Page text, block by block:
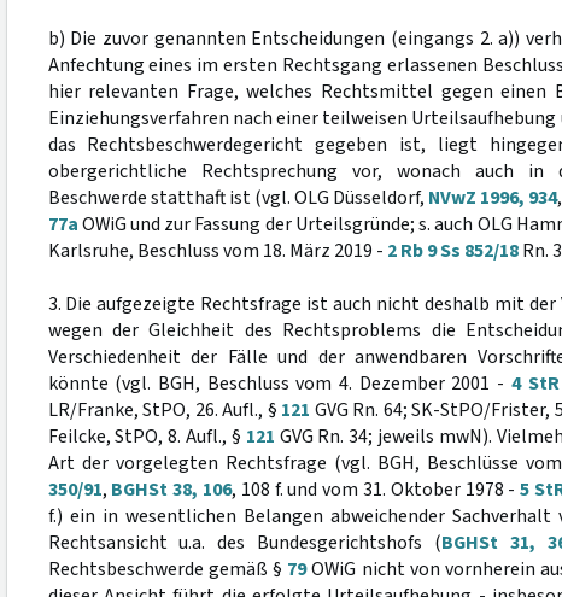
b) Die zuvor genannten Entscheidungen (eingangs 2. a))
Anfechtung eines im ersten Rechtsgang erlassenen
hier relevanten Frage, welches Rechtsmittel gegen einen
Einziehungsverfahren nach einer teilweisen Urteilsaufhebung
das Rechtsbeschwerdegericht gegeben ist, liegt
obergerichtliche Rechtsprechung vor, wonach auch
Beschwerde statthaft ist (vgl. OLG Düsseldorf, NVwZ 1996, 934
77aOWiG und zur Fassung der Urteilsgründe; s. auch OLG
Karlsruhe, Beschluss vom 18. März 2019 - 2 Rb 9 Ss 852/18Rn.
3. Die aufgezeigte Rechtsfrage ist auch nicht deshalb mit
wegen der Gleichheit des Rechtsproblems die
Verschiedenheit der Fälle und der anwendbaren
könnte (vgl. BGH, Beschluss vom 4. Dezember 2001 - 4
LR/Franke, StPO, 26. Aufl., § 121 GVG Rn. 64; SK-StPO/Frister,
Feilcke, StPO, 8. Aufl., § 121 GVG Rn. 34; jeweils mwN).
Art der vorgelegten Rechtsfrage (vgl. BGH, Beschlüsse
350/91, BGHSt 38, 106, 108 f. und vom 31. Oktober 1978 -5
f.) ein in wesentlichen Belangen abweichender
Rechtsansicht u.a. des Bundesgerichtshofs (BGHSt 31,
Rechtsbeschwerde gemäß § 79OWiG nicht von vornherein